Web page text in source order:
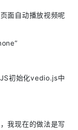
面自动播放视频呢
初始化vedio.js中
我现在的做法是写